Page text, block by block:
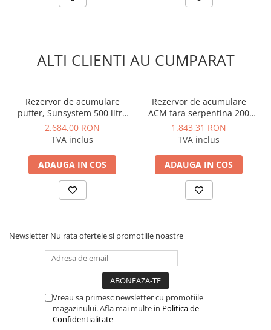
ALTI CLIENTI AU CUMPARAT
Rezervor de acumulare
puffer, Sunsystem 500 litri,
model P/500 IZ, fara
serpentina, izolatie, Pmax 3
2.684,00 RON
TVA inclus
ADAUGA IN COS
Rezervor de acumulare
ACM fara serpentina 200
litri 3 bar Tesy V 200 60 F40
P4
1.843,31 RON
TVA inclus
ADAUGA IN COS
Newsletter Nu rata ofertele si promotiile noastre
Vreau sa primesc newsletter cu promotiile
magazinului. Afla mai multe in Politica de
Confidentialitate